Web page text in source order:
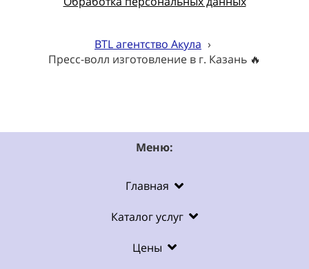
BTL агентство Акула ›
Пресс-волл изготовление в г. Казань 🔥
Меню:
Главная
Каталог услуг
Цены